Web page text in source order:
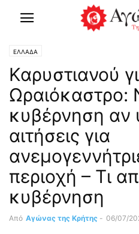
ΕΛΛΑΔΑ
Καρυστιανού
Ωραιόκαστρο:
κυβέρνηση αν
αιτήσεις για
περιοχή – Τι
κυβέρνηση
Από Αγώνας της Κρήτης - 06/07/